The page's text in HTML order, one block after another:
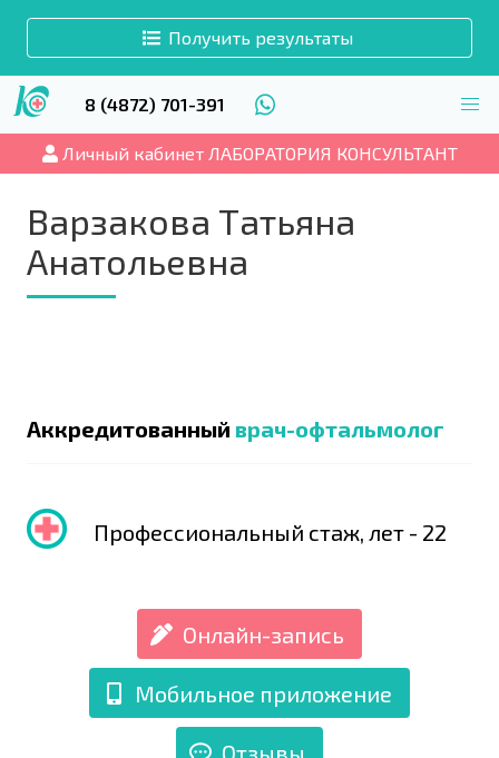
Получить результаты
8 (4872) 701-391
Личный кабинет ЛАБОРАТОРИЯ КОНСУЛЬТАНТ
Варзакова Татьяна
Анатольевна
Аккредитованный врач-офтальмолог
Профессиональный стаж, лет - 22
Онлайн-запись
Мобильное приложение
Отзывы